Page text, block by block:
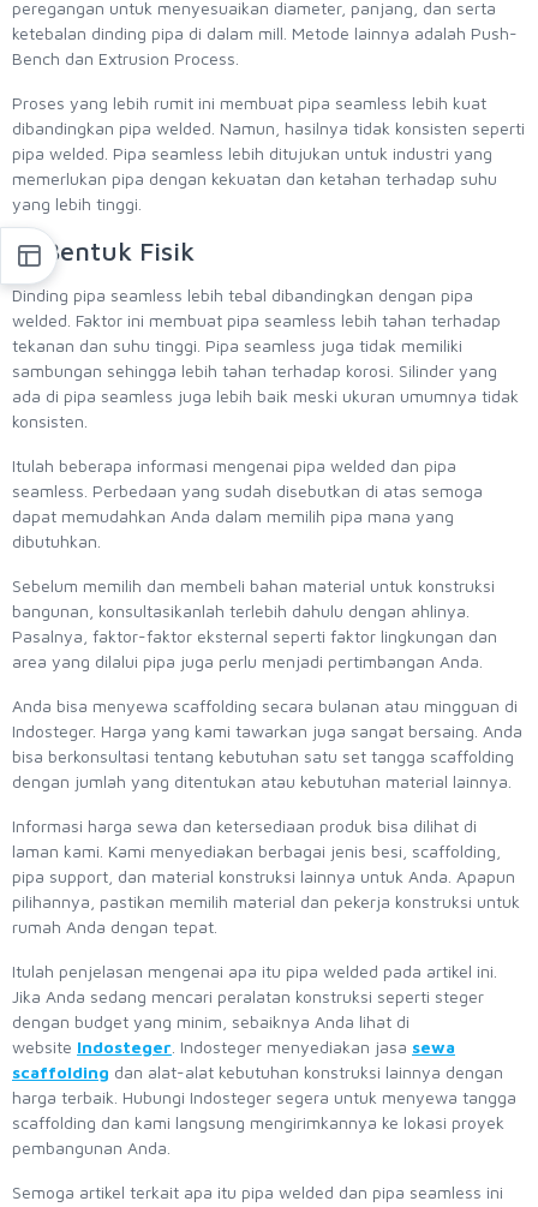
peregangan untuk menyesuaikan diameter, panjang, dan serta
ketebalan dinding pipa di dalam mill. Metode lainnya adalah Push-
Bench dan Extrusion Process.
Proses yang lebih rumit ini membuat pipa seamless lebih kuat
dibandingkan pipa welded. Namun, hasilnya tidak konsisten seperti
pipa welded. Pipa seamless lebih ditujukan untuk industri yang
memerlukan pipa dengan kekuatan dan ketahan terhadap suhu
yang lebih tinggi.
2. Bentuk Fisik
Dinding pipa seamless lebih tebal dibandingkan dengan pipa
welded. Faktor ini membuat pipa seamless lebih tahan terhadap
tekanan dan suhu tinggi. Pipa seamless juga tidak memiliki
sambungan sehingga lebih tahan terhadap korosi. Silinder yang
ada di pipa seamless juga lebih baik meski ukuran umumnya tidak
konsisten.
Itulah beberapa informasi mengenai pipa welded dan pipa
seamless. Perbedaan yang sudah disebutkan di atas semoga
dapat memudahkan Anda dalam memilih pipa mana yang
dibutuhkan.
Sebelum memilih dan membeli bahan material untuk konstruksi
bangunan, konsultasikanlah terlebih dahulu dengan ahlinya.
Pasalnya, faktor-faktor eksternal seperti faktor lingkungan dan
area yang dilalui pipa juga perlu menjadi pertimbangan Anda.
Anda bisa menyewa scaffolding secara bulanan atau mingguan di
Indosteger. Harga yang kami tawarkan juga sangat bersaing. Anda
bisa berkonsultasi tentang kebutuhan satu set tangga scaffolding
dengan jumlah yang ditentukan atau kebutuhan material lainnya.
Informasi harga sewa dan ketersediaan produk bisa dilihat di
laman kami. Kami menyediakan berbagai jenis besi, scaffolding,
pipa support, dan material konstruksi lainnya untuk Anda. Apapun
pilihannya, pastikan memilih material dan pekerja konstruksi untuk
rumah Anda dengan tepat.
Itulah penjelasan mengenai apa itu pipa welded pada artikel ini.
Jika Anda sedang mencari peralatan konstruksi seperti steger
dengan budget yang minim, sebaiknya Anda lihat di
website Indosteger . Indosteger menyediakan jasa sewa
scaffolding dan alat-alat kebutuhan konstruksi lainnya dengan
harga terbaik. Hubungi Indosteger segera untuk menyewa tangga
scaffolding dan kami langsung mengirimkannya ke lokasi proyek
pembangunan Anda.
Semoga artikel terkait apa itu pipa welded dan pipa seamless ini